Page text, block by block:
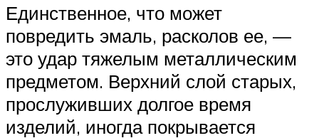
Единственное, что может
повредить эмаль, расколов ее, —
это удар тяжелым металлическим
предметом. Верхний слой старых,
прослуживших долгое время
изделий, иногда покрывается